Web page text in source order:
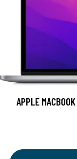
APPLE